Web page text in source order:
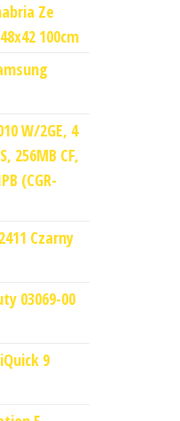
Ze
100cm
W/2GE, 4
256MB CF,
(CGR-
Czarny
03069-00
9